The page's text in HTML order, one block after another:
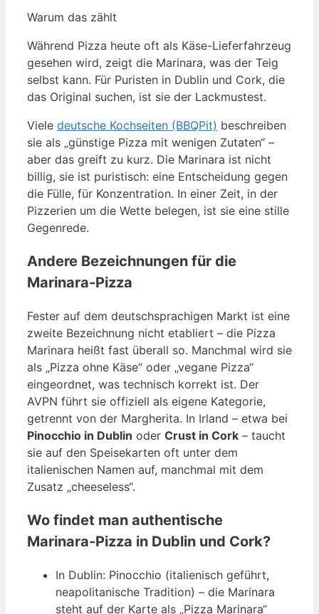
Warum das zählt
Während Pizza heute oft als Käse-Lieferfahrzeug
gesehen wird, zeigt die Marinara, was der Teig
selbst kann. Für Puristen in Dublin und Cork, die
das Original suchen, ist sie der Lackmustest.
Viele deutsche Kochseiten (BBQPit) beschreiben
sie als „günstige Pizza mit wenigen Zutaten“ –
aber das greift zu kurz. Die Marinara ist nicht
billig, sie ist puristisch: eine Entscheidung gegen
die Fülle, für Konzentration. In einer Zeit, in der
Pizzerien um die Wette belegen, ist sie eine stille
Gegenrede.
Andere Bezeichnungen für die
Marinara-Pizza
Fester auf dem deutschsprachigen Markt ist eine
zweite Bezeichnung nicht etabliert – die Pizza
Marinara heißt fast überall so. Manchmal wird sie
als „Pizza ohne Käse“ oder „vegane Pizza“
eingeordnet, was technisch korrekt ist. Der
AVPN führt sie offiziell als eigene Kategorie,
getrennt von der Margherita. In Irland – etwa bei
Pinocchio in Dublin oder Crust in Cork – taucht
sie auf den Speisekarten oft unter dem
italienischen Namen auf, manchmal mit dem
Zusatz „cheeseless“.
Wo findet man authentische
Marinara-Pizza in Dublin und Cork?
In Dublin: Pinocchio (italienisch geführt,
neapolitanische Tradition) – die Marinara
steht auf der Karte als „Pizza Marinara“